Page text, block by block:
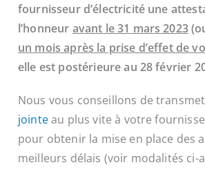
fournisseur d’électricité une
l’honneur avant le 31 mars 2023
un mois après la prise d’effet de
elle est postérieure au 28 février
Nous vous conseillons de
jointeau plus vite à votre
pour obtenir la mise en place des
meilleurs délais (voir modalités ci-